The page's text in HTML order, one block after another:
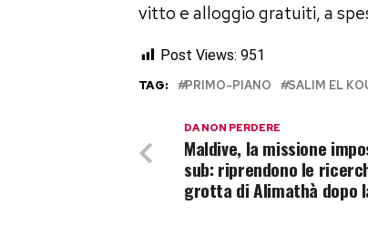
vitto e alloggio gratuiti, a
Post Views: 951
TAG: PRIMO-PIANO SALIM EL
DA NON PERDERE
Maldive, la missione
sub: riprendono le
grotta di Alimathà dopo